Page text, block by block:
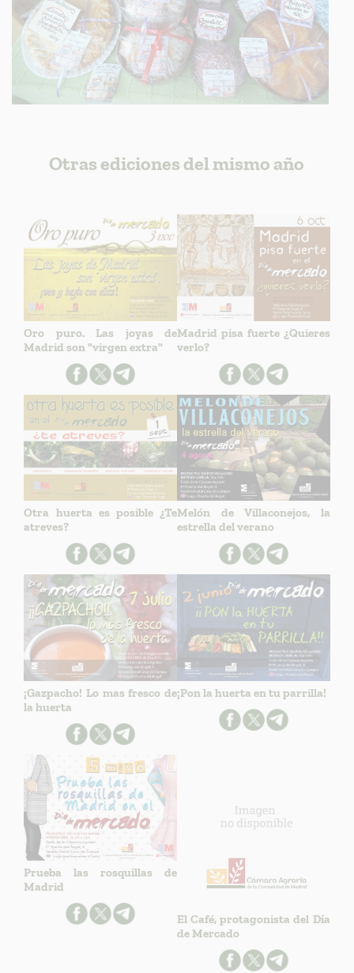
Otras ediciones del mismo año
Oro puro. Las joyas de
Madrid son "virgen extra"
Madrid pisa fuerte ¿Quieres
verlo?
Otra huerta es posible ¿Te
atreves?
Melón de Villaconejos, la
estrella del verano
¡Gazpacho! Lo mas fresco de
la huerta
¡Pon la huerta en tu parrilla!
Prueba las rosquillas de
Madrid
El Café, protagonista del Día
de Mercado